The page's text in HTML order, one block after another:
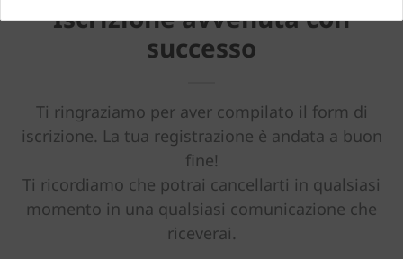
Iscrizione avvenuta con
successo
Ti ringraziamo per aver compilato il form di
iscrizione. La tua registrazione è andata a buon
fine!
Ti ricordiamo che potrai cancellarti in qualsiasi
momento in una qualsiasi comunicazione che
riceverai.